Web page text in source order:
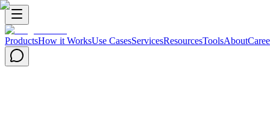
ProductsHow it WorksUse CasesServicesResourcesToolsAbout